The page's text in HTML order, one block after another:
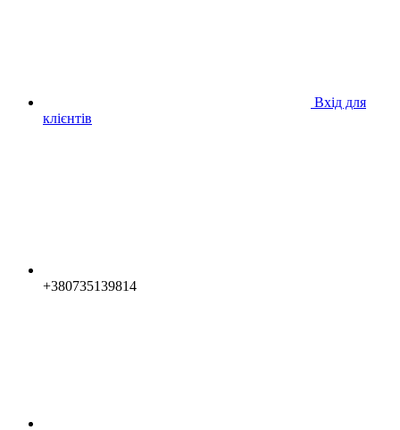
Вхід для
клієнтів
+380735139814